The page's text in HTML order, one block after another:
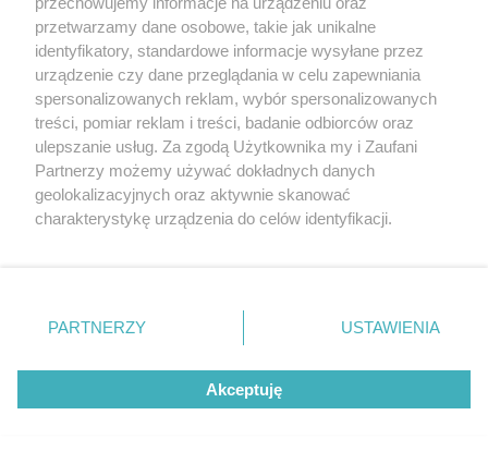
Żaden utwór zamieszczony w serwisie nie może być powielany i
rozpowszechniany lub dalej rozpowszechniany w jakikolwiek sposób (w
tzn. bez właściwej zgody, jest zabronione pod groźbą kary i może być
ścigane prawnie.
przetwarzamy dane osobowe, takie jak unikalne
identyfikatory, standardowe informacje wysyłane przez
urządzenie czy dane przeglądania w celu zapewniania
spersonalizowanych reklam, wybór spersonalizowanych
treści, pomiar reklam i treści, badanie odbiorców oraz
ulepszanie usług. Za zgodą Użytkownika my i Zaufani
Partnerzy możemy używać dokładnych danych
geolokalizacyjnych oraz aktywnie skanować
charakterystykę urządzenia do celów identyfikacji.
zmienić/wycofać klikając przycisk ustawień prywatności
znajdujący się w lewym dolnym rogu strony
rodzaje przetwarzania danych nie wymagają zgody
użytkownika, ale masz prawo sprzeciwić się takiemu
przetwarzaniu. Preferencje będą miały zastosowanie tylko
PARTNERZY USTAWIENIA
Akceptuję